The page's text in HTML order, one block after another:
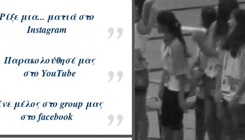
μια... ματιάστο
Instagram
Παρακολούθησέ μας
στο YouTube
μέλος στο group μας
στο facebook